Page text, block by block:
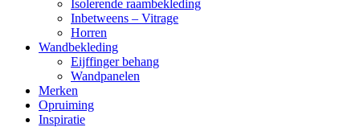
Isolerende raambekleding
Inbetweens – Vitrage
Horren
Wandbekleding
Eijffinger behang
Wandpanelen
Merken
Opruiming
Inspiratie